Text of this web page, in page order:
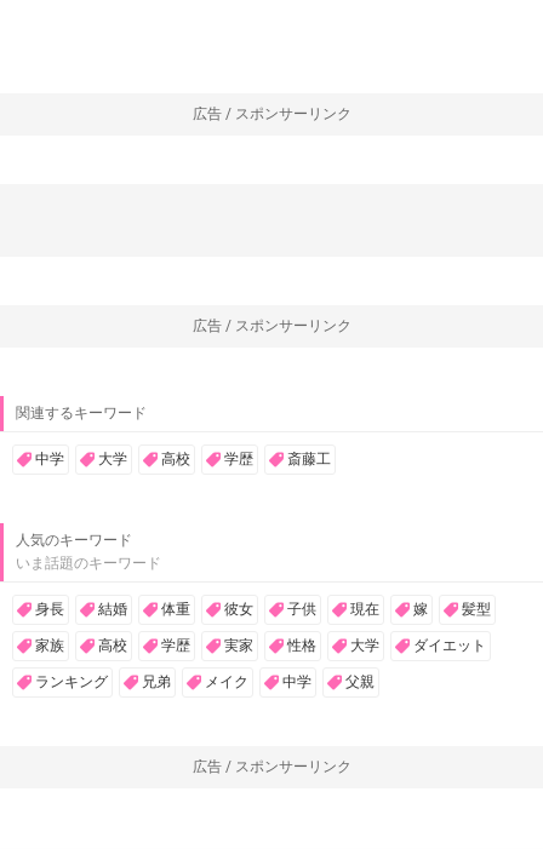
広告 / スポンサーリンク
広告 / スポンサーリンク
関連するキーワード
中学 大学 高校 学歴 斎藤工
人気のキーワード
いま話題のキーワード
身長 結婚 体重 彼女 子供 現在 嫁 髪型
家族 高校 学歴 実家 性格 大学 ダイエット
ランキング 兄弟 メイク 中学 父親
広告 / スポンサーリンク